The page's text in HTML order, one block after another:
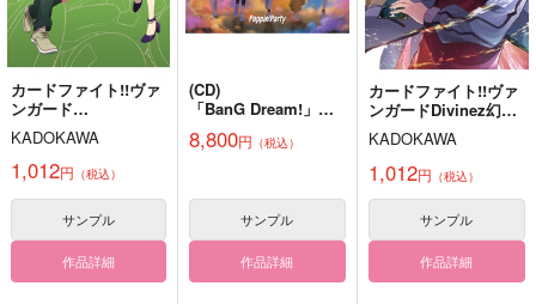
みろこ
べびぷり！
ケミカルシナモン
もし、亀の上に犬がう
○こしたら、どうやっ
カードファイト!!ヴァ
ンガード
YouthQuake 8
KADOKAWA
1,012円 （税込）
サンプル
作品詳細
(CD)
「BanG Dream!」
「カードファイト!! ヴ
ァンガー
グテー
マ Drive Your Heart(
Blu-ray付生産限定
盤)/Poppin'Party
8,800円 （税込）
サンプル
作品詳細
カードファイト!!ヴァ
ンガードDivinez幻真
覚醒編 1
KADOKAWA
1,012円 （税込）
サンプル
作品詳細